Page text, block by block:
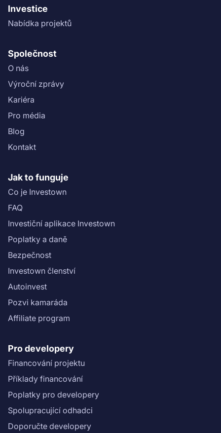
Investice
Nabídka projektů
Společnost
O nás
Výroční zprávy
Kariéra
Pro média
Blog
Kontakt
Jak to funguje
Co je Investown
FAQ
Investiční aplikace Investown
Poplatky a daně
Bezpečnost
Investown členství
Autoinvest
Pozvi kamaráda
Affiliate program
Pro developery
Financování projektu
Příklady financování
Poplatky pro developery
Spolupracující odhadci
Doporučte developery